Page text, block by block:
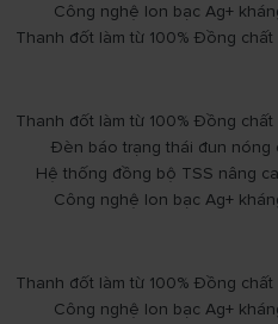
Công nghệ Ion bạc Ag+
Thanh đốt làm từ 100% Đồng
Thanh đốt làm từ 100% Đồng
Đèn báo trạng thái đun nóng
Hệ thống đồng bộ TSS nâng
Công nghệ Ion bạc Ag+
Thanh đốt làm từ 100% Đồng
Công nghệ Ion bạc Ag+